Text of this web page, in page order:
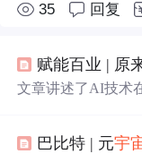
35 回复
赋能百业 | 原
文章讲述了AI技术
AI不仅扩展了人类
巴比特 | 元宇